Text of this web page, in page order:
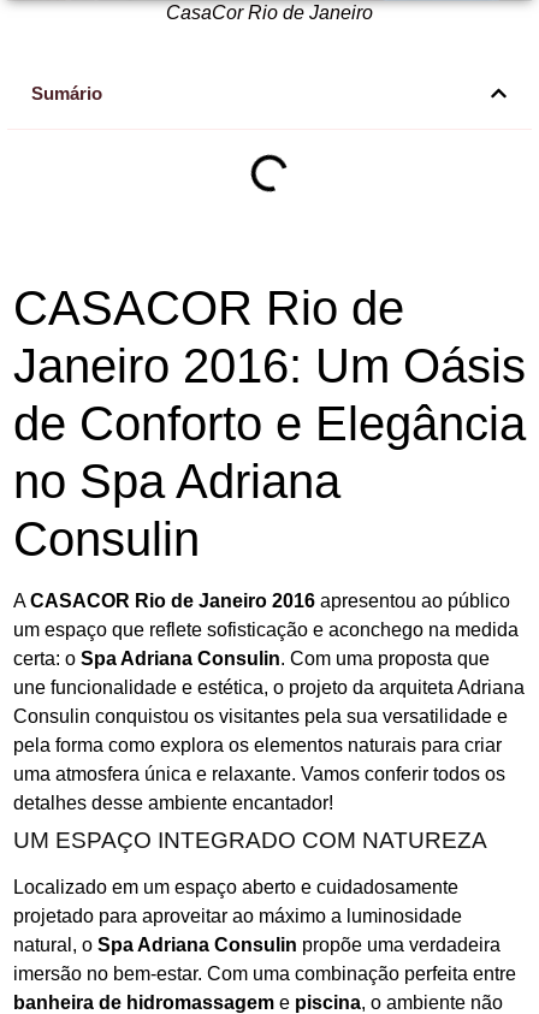
CasaCor Rio de Janeiro
Sumário
CASACOR Rio de
Janeiro 2016: Um Oásis
de Conforto e Elegância
no Spa Adriana
Consulin
ACASACOR Rio de Janeiro 2016 apresentou ao público
um espaço que reflete sofisticação e aconchego na medida
certa: o Spa Adriana Consulin. Com uma proposta que
une funcionalidade e estética, o projeto da arquiteta Adriana
Consulin conquistou os visitantes pela sua versatilidade e
pela forma como explora os elementos naturais para criar
uma atmosfera única e relaxante. Vamos conferir todos os
detalhes desse ambiente encantador!
UM ESPAÇO INTEGRADO COM NATUREZA
Localizado em um espaço aberto e cuidadosamente
projetado para aproveitar ao máximo a luminosidade
natural, o Spa Adriana Consulin propõe uma verdadeira
imersão no bem-estar. Com uma combinação perfeita entre
banheira de hidromassagem e piscina, o ambiente não